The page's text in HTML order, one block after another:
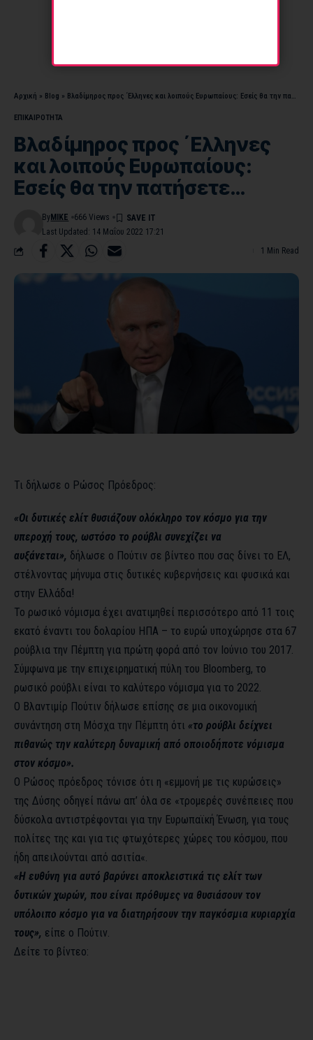
Αρχική » Blog » Βλαδίμηρος προς ΄Ελληνες και λοιπούς Ευρωπαίους: Εσείς θα την πατήσετε…
ΕΠΙΚΑΙΡΟΤΗΤΑ
Βλαδίμηρος προς ΄Ελληνες
και λοιπούς Ευρωπαίους:
Εσείς θα την πατήσετε…
Last Updated: 14 Μαΐου 2022 17:21
By MIKE 666 Views
1 Min Read
Τι δήλωσε ο Ρώσος Πρόεδρος:
«Οι δυτικές ελίτ θυσιάζουν ολόκληρο τον κόσμο για την
υπεροχή τους, ωστόσο το ρούβλι συνεχίζει να
αυξάνεται», δήλωσε ο Πούτιν σε βίντεο που σας δίνει το ΕΛ,
στέλνοντας μήνυμα στις δυτικές κυβερνήσεις και φυσικά και
στην Ελλάδα!
Το ρωσικό νόμισμα έχει ανατιμηθεί περισσότερο από 11 τοις
εκατό έναντι του δολαρίου ΗΠΑ – το ευρώ υποχώρησε στα 67
ρούβλια την Πέμπτη για πρώτη φορά από τον Ιούνιο του 2017.
Σύμφωνα με την επιχειρηματική πύλη του Bloomberg, το
ρωσικό ρούβλι είναι το καλύτερο νόμισμα για το 2022.
Ο Βλαντιμίρ Πούτιν δήλωσε επίσης σε μια οικονομική
συνάντηση στη Μόσχα την Πέμπτη ότι «το ρούβλι δείχνει
πιθανώς την καλύτερη δυναμική από οποιοδήποτε νόμισμα
στον κόσμο».
Ο Ρώσος πρόεδρος τόνισε ότι η «εμμονή με τις κυρώσεις»
της Δύσης οδηγεί πάνω απ’ όλα σε «τρομερές συνέπειες που
δύσκολα αντιστρέφονται για την Ευρωπαϊκή Ένωση, για τους
πολίτες της και για τις φτωχότερες χώρες του κόσμου, που
ήδη απειλούνται από ασιτία«.
«Η ευθύνη για αυτό βαρύνει αποκλειστικά τις ελίτ των
δυτικών χωρών, που είναι πρόθυμες να θυσιάσουν τον
υπόλοιπο κόσμο για να διατηρήσουν την παγκόσμια κυριαρχία
τους», είπε ο Πούτιν.
Δείτε το βίντεο: